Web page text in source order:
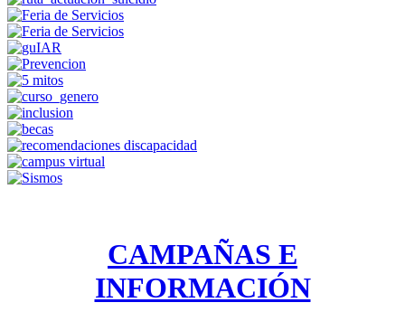
CAMPAÑAS E
INFORMACIÓN